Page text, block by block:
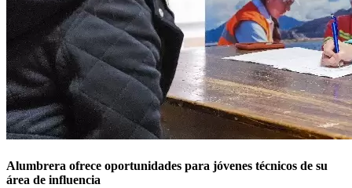
Alumbrera ofrece oportunidades para jóvenes técnicos de su
área de influencia